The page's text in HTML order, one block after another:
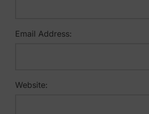
Email Address:
Website: